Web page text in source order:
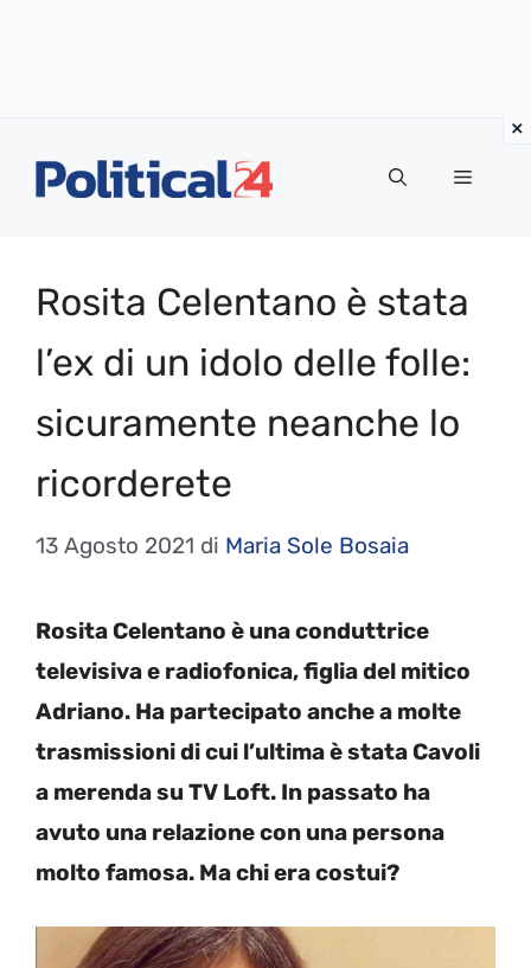
Menu
Rosita Celentano è stata
l’ex di un idolo delle folle:
sicuramente neanche lo
ricorderete
13 Agosto 2021 di Maria Sole Bosaia
Rosita Celentano è una conduttrice
televisiva e radiofonica, figlia del mitico
Adriano. Ha partecipato anche a molte
trasmissioni di cui l’ultima è stata Cavoli
a merenda su TV Loft. In passato ha
avuto una relazione con una persona
molto famosa. Ma chi era costui?